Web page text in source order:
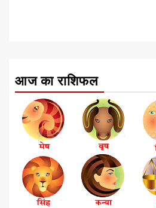
आज का राशिफल